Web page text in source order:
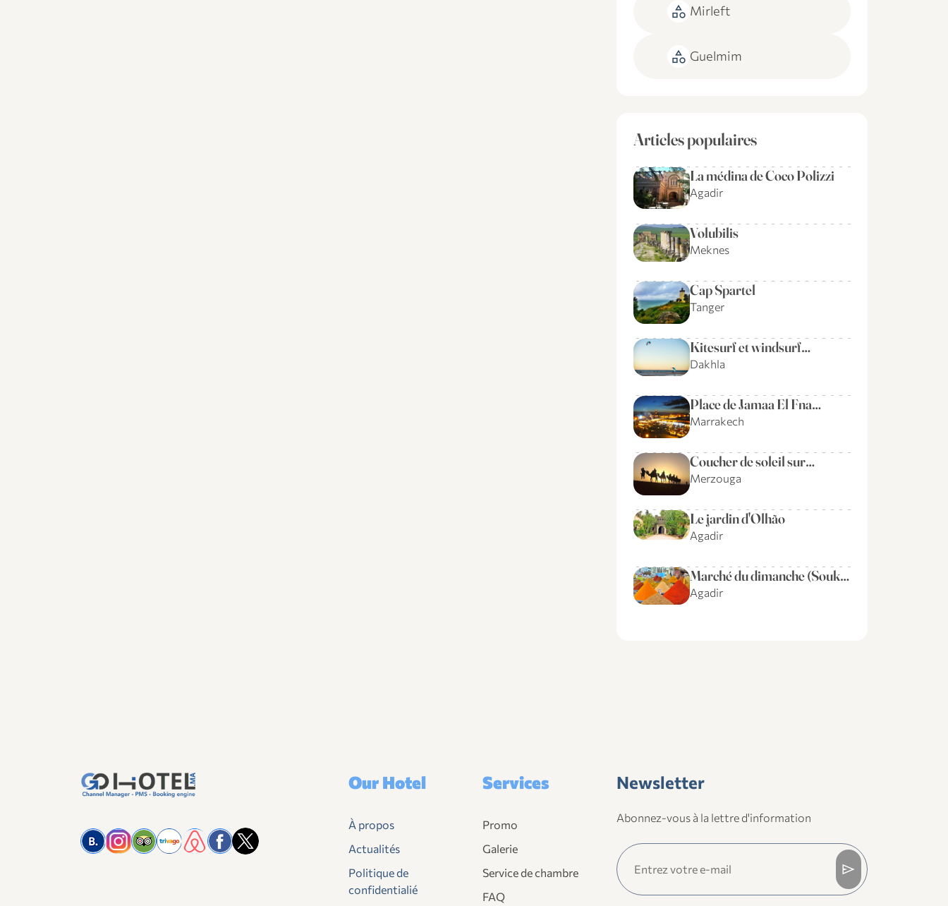
category Mirleft
category Guelmim
Articles populaires
La médina de Coco Polizzi
Agadir
Volubilis
Meknes
Cap Spartel
Tanger
Kitesurf et windsurf…
Dakhla
Place de Jamaa El Fna…
Marrakech
Coucher de soleil sur…
Merzouga
Le jardin d'Olhão
Agadir
Marché du dimanche (Souk…
Agadir
Our Hotel
À propos
Actualités
Politique de
confidentialié
Services
Promo
Galerie
Service de chambre
FAQ
Newsletter
Abonnez-vous à la lettre d'information
send